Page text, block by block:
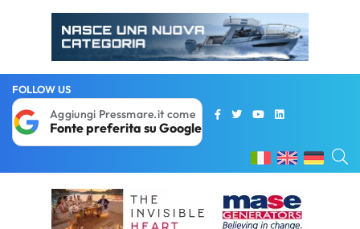
FOLLOW US
Aggiungi Pressmare.it come
Fonte preferita su Google